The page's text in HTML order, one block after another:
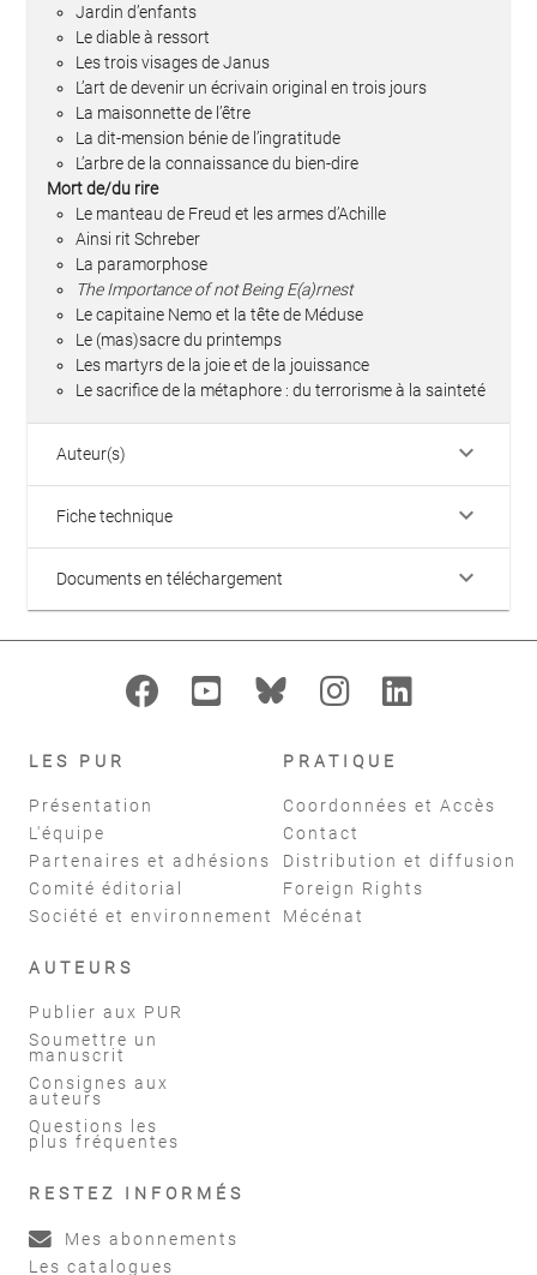
Jardin d’enfants
Le diable à ressort
Les trois visages de Janus
L’art de devenir un écrivain original en trois jours
La maisonnette de l’être
La dit-mension bénie de l’ingratitude
L’arbre de la connaissance du bien-dire
Mort de/du rire
Le manteau de Freud et les armes d’Achille
Ainsi rit Schreber
La paramorphose
The Importance of not Being E(a)rnest
Le capitaine Nemo et la tête de Méduse
Le (mas)sacre du printemps
Les martyrs de la joie et de la jouissance
Le sacrifice de la métaphore : du terrorisme à la sainteté
Auteur(s) keyboard_arrow_down
Fiche technique keyboard_arrow_down
Documents en téléchargement keyboard_arrow_down
LES PUR
Présentation
L'équipe
Partenaires et adhésions
Comité éditorial
Société et environnement
PRATIQUE
Coordonnées et Accès
Contact
Distribution et diffusion
Foreign Rights
Mécénat
AUTEURS
Publier aux PUR
Soumettre un
manuscrit
Consignes aux
auteurs
Questions les
plus fréquentes
RESTEZ INFORMÉS
Mes abonnements
Les catalogues